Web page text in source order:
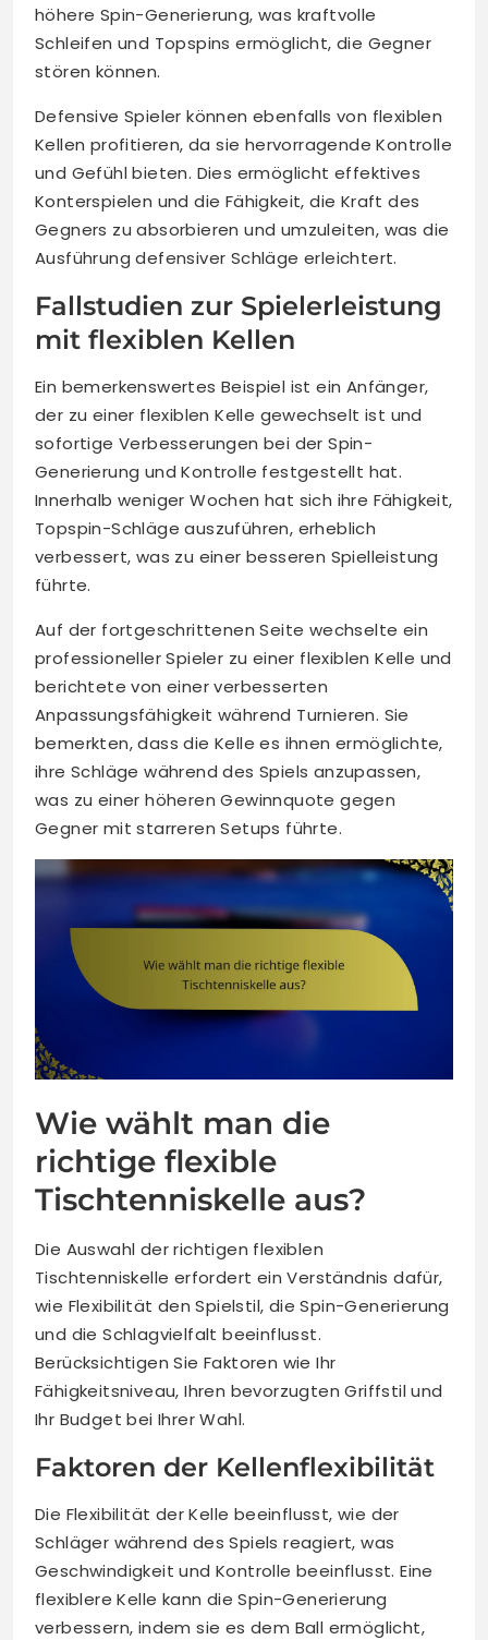
höhere Spin-Generierung, was kraftvolle
Schleifen und Topspins ermöglicht, die Gegner
stören können.
Defensive Spieler können ebenfalls von flexiblen
Kellen profitieren, da sie hervorragende Kontrolle
und Gefühl bieten. Dies ermöglicht effektives
Konterspielen und die Fähigkeit, die Kraft des
Gegners zu absorbieren und umzuleiten, was die
Ausführung defensiver Schläge erleichtert.
Fallstudien zur Spielerleistung
mit flexiblen Kellen
Ein bemerkenswertes Beispiel ist ein Anfänger,
der zu einer flexiblen Kelle gewechselt ist und
sofortige Verbesserungen bei der Spin-
Generierung und Kontrolle festgestellt hat.
Innerhalb weniger Wochen hat sich ihre Fähigkeit,
Topspin-Schläge auszuführen, erheblich
verbessert, was zu einer besseren Spielleistung
führte.
Auf der fortgeschrittenen Seite wechselte ein
professioneller Spieler zu einer flexiblen Kelle und
berichtete von einer verbesserten
Anpassungsfähigkeit während Turnieren. Sie
bemerkten, dass die Kelle es ihnen ermöglichte,
ihre Schläge während des Spiels anzupassen,
was zu einer höheren Gewinnquote gegen
Gegner mit starreren Setups führte.
Wie wählt man die
richtige flexible
Tischtenniskelle aus?
Die Auswahl der richtigen flexiblen
Tischtenniskelle erfordert ein Verständnis dafür,
wie Flexibilität den Spielstil, die Spin-Generierung
und die Schlagvielfalt beeinflusst.
Berücksichtigen Sie Faktoren wie Ihr
Fähigkeitsniveau, Ihren bevorzugten Griffstil und
Ihr Budget bei Ihrer Wahl.
Faktoren der Kellenflexibilität
Die Flexibilität der Kelle beeinflusst, wie der
Schläger während des Spiels reagiert, was
Geschwindigkeit und Kontrolle beeinflusst. Eine
flexiblere Kelle kann die Spin-Generierung
verbessern, indem sie es dem Ball ermöglicht,